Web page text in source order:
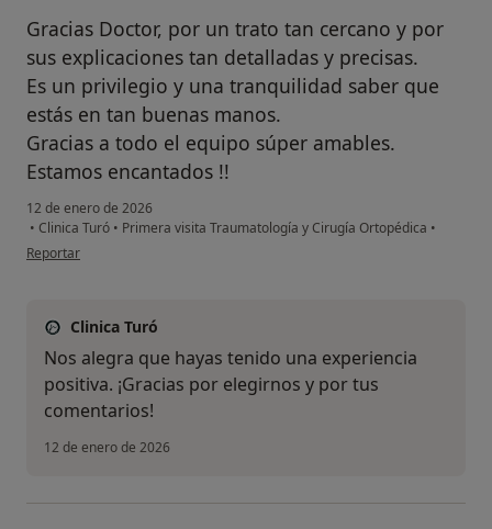
Gracias Doctor, por un trato tan cercano y por
sus explicaciones tan detalladas y precisas.
Es un privilegio y una tranquilidad saber que
estás en tan buenas manos.
Gracias a todo el equipo súper amables.
Estamos encantados !!
12 de enero de 2026
• Clinica Turó • Primera visita Traumatología y Cirugía Ortopédica •
en opinión del usuario JB
Reportar
Clinica Turó
Nos alegra que hayas tenido una experiencia
positiva. ¡Gracias por elegirnos y por tus
comentarios!
12 de enero de 2026